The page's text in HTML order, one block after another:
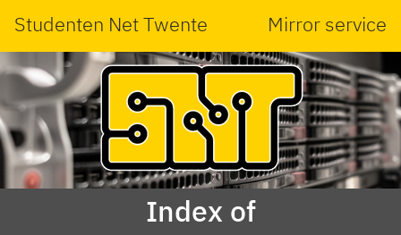
Studenten Net Twente Mirror service
Index of